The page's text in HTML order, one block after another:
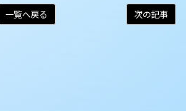
次の記事
一覧へ戻る